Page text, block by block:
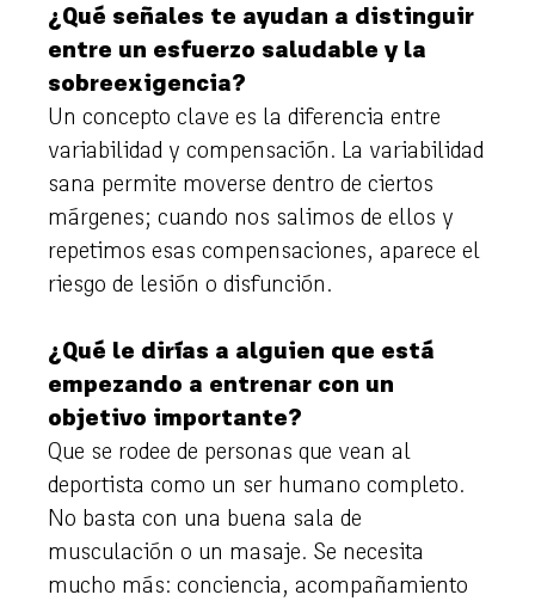
¿Qué señales te ayudan a distinguir
entre un esfuerzo saludable y la
sobreexigencia?
Un concepto clave es la diferencia entre
variabilidad y compensación. La variabilidad
sana permite moverse dentro de ciertos
márgenes; cuando nos salimos de ellos y
repetimos esas compensaciones, aparece el
riesgo de lesión o disfunción.
¿Qué le dirías a alguien que está
empezando a entrenar con un
objetivo importante?
Que se rodee de personas que vean al
deportista como un ser humano completo.
No basta con una buena sala de
musculación o un masaje. Se necesita
mucho más: conciencia, acompañamiento